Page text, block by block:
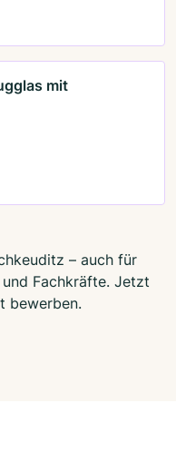
mit
– auch für
Fachkräfte. Jetzt
bewerben.